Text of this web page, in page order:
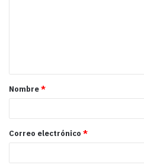
Nombre*
Correo electrónico *